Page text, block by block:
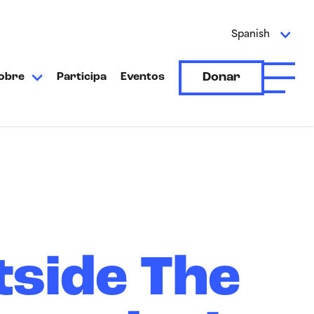
Participa Eventos Donar
Spanish
Abrir
The